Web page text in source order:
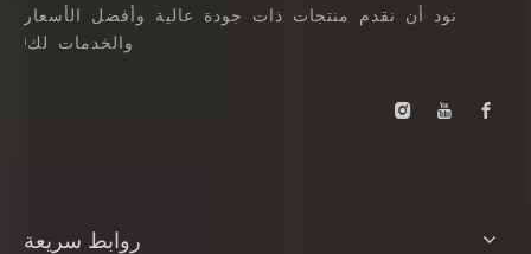
نود أن نقدم منتجات ذات جودة عالية وأفضل الأسعار
والخدمات لك!
روابط سريعة